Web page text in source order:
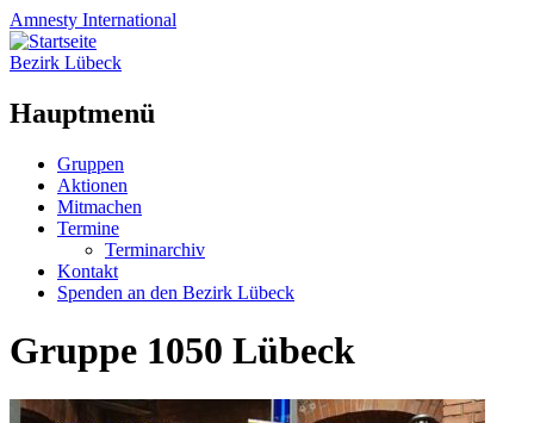
Amnesty International
Bezirk Lübeck
Hauptmenü
Zum
Inhalt
springen
Gruppen
Aktionen
Mitmachen
Termine
Terminarchiv
Kontakt
Spenden an den Bezirk Lübeck
Gruppe 1050 Lübeck